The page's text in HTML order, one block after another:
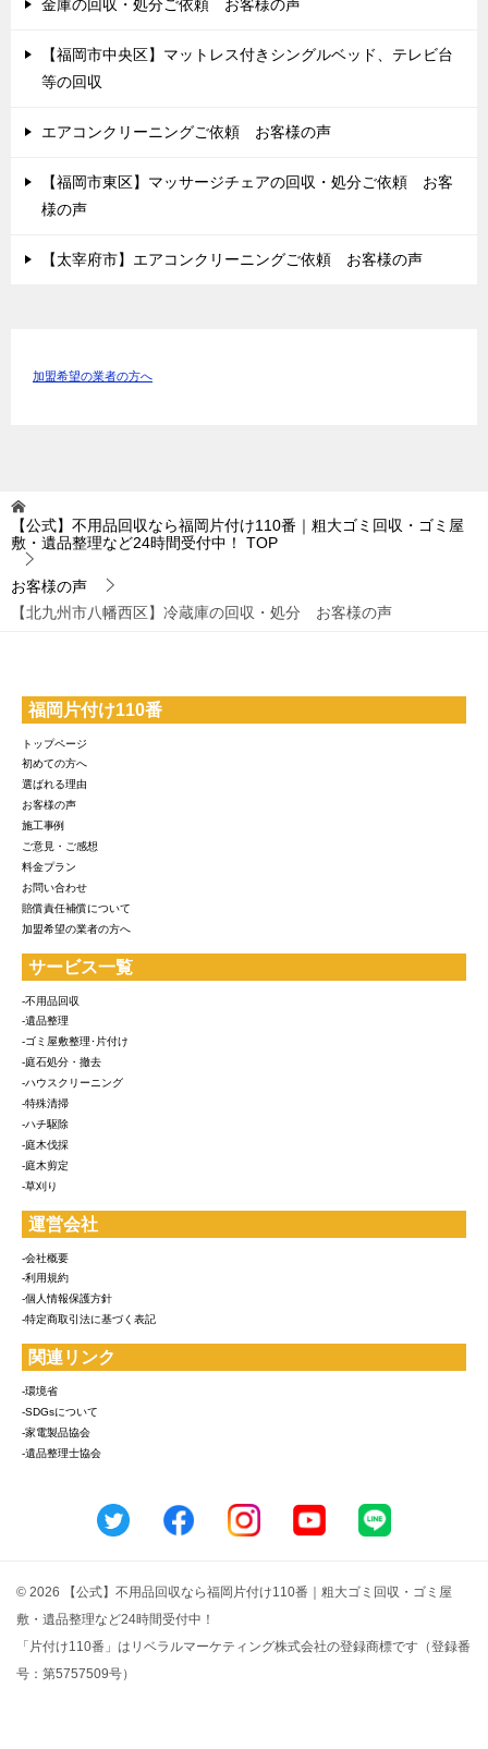
金庫の回収・処分ご依頼 お客様の声
【福岡市中央区】マットレス付きシングルベッド、テレビ台
等の回収
エアコンクリーニングご依頼 お客様の声
【福岡市東区】マッサージチェアの回収・処分ご依頼 お客
様の声
【太宰府市】エアコンクリーニングご依頼 お客様の声
加盟希望の業者の方へ
【公式】不用品回収なら福岡片付け110番｜粗大ゴミ回収・ゴミ屋
敷・遺品整理など24時間受付中！
TOP
お客様の声
【北九州市八幡西区】冷蔵庫の回収・処分 お客様の声
福岡片付け110番
トップページ
初めての方へ
選ばれる理由
お客様の声
施工事例
ご意見・ご感想
料金プラン
お問い合わせ
賠償責任補償について
加盟希望の業者の方へ
サービス一覧
-不用品回収
-遺品整理
-ゴミ屋敷整理･片付け
-庭石処分・撤去
-ハウスクリーニング
-特殊清掃
-ハチ駆除
-庭木伐採
-庭木剪定
-草刈り
運営会社
-会社概要
-利用規約
-個人情報保護方針
-特定商取引法に基づく表記
関連リンク
-環境省
-SDGsについて
-家電製品協会
-遺品整理士協会
© 2026 【公式】不用品回収なら福岡片付け110番｜粗大ゴミ回収・ゴミ屋
敷・遺品整理など24時間受付中！
「片付け110番」はリベラルマーケティング株式会社の登録商標です（登録番
号：第5757509号）